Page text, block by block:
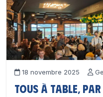
18 novembre 2025
Tous à table, par